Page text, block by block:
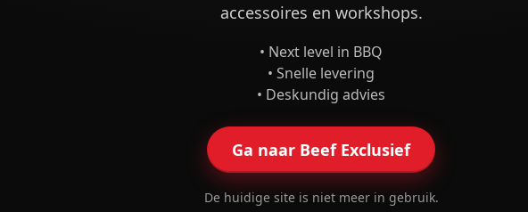
accessoires en workshops.
• Next level in BBQ
• Snelle levering
• Deskundig advies
Ga naar Beef Exclusief
De huidige site is niet meer in gebruik.